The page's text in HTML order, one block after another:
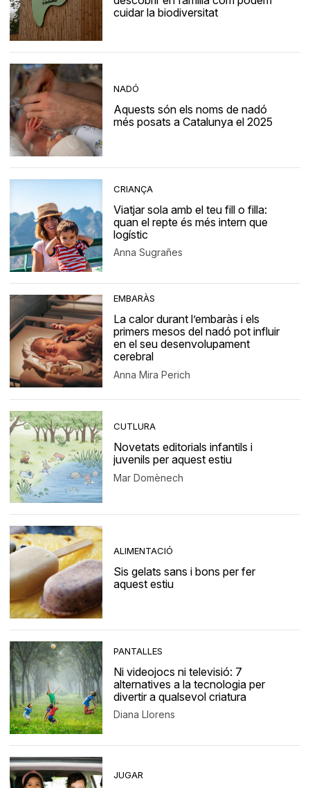
cuidar la biodiversitat
NADÓ
Aquests són els noms de nadó
més posats a Catalunya el 2025
CRIANÇA
Viatjar sola amb el teu fill o filla:
quan el repte és més intern que
logístic
Anna Sugrañes
EMBARÀS
La calor durant l’embaràs i els
primers mesos del nadó pot influir
en el seu desenvolupament
cerebral
Anna Mira Perich
CUTLURA
Novetats editorials infantils i
juvenils per aquest estiu
Mar Domènech
ALIMENTACIÓ
Sis gelats sans i bons per fer
aquest estiu
PANTALLES
Ni videojocs ni televisió: 7
alternatives a la tecnologia per
divertir a qualsevol criatura
Diana Llorens
JUGAR